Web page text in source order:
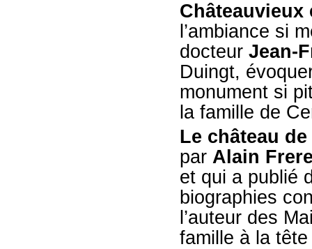
l’ambiance si
docteur Jean-
Duingt,
monument si
la famille de
Le château
par Alain
et qui a publié
biographies
l’auteur des
famille à la